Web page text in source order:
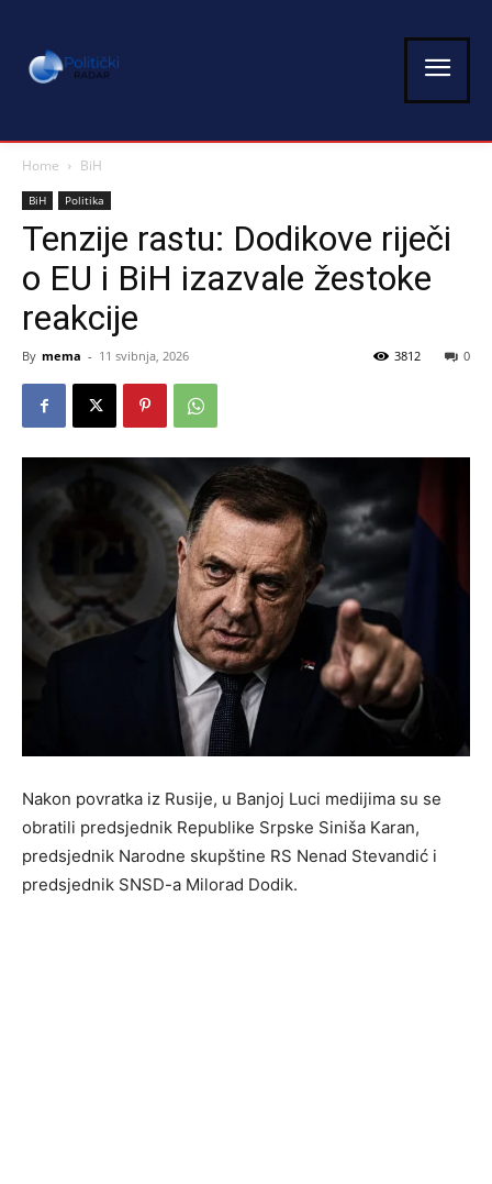
Home BiH
BiH Politika
Tenzije rastu: Dodikove riječi
o EU i BiH izazvale žestoke
reakcije
By mema - 11 svibnja, 2026 0
3812
Nakon povratka iz Rusije, u Banjoj Luci medijima su se
obratili predsjednik Republike Srpske Siniša Karan,
predsjednik Narodne skupštine RS Nenad Stevandić i
predsjednik SNSD-a Milorad Dodik.